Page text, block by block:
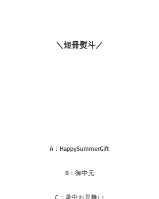
＼短冊熨斗／
A：HappySummerGift
B：御中元
C：暑中お見舞い